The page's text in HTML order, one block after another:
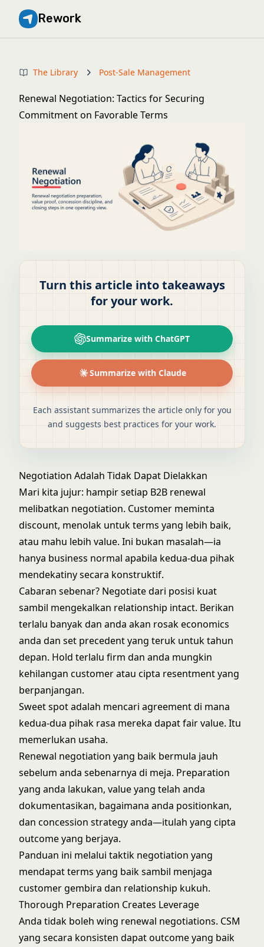
Rework
The Library Post-Sale Management
Renewal Negotiation: Tactics for Securing
Commitment on Favorable Terms
Turn this article into takeaways
for your work.
Summarize with ChatGPT
Summarize with Claude
Each assistant summarizes the article only for you
and suggests best practices for your work.
Negotiation Adalah Tidak Dapat Dielakkan
Mari kita jujur: hampir setiap B2B renewal
melibatkan negotiation. Customer meminta
discount, menolak untuk terms yang lebih baik,
atau mahu lebih value. Ini bukan masalah—ia
hanya business normal apabila kedua-dua pihak
mendekatiny secara konstruktif.
Cabaran sebenar? Negotiate dari posisi kuat
sambil mengekalkan relationship intact. Berikan
terlalu banyak dan anda akan rosak economics
anda dan set precedent yang teruk untuk tahun
depan. Hold terlalu firm dan anda mungkin
kehilangan customer atau cipta resentment yang
berpanjangan.
Sweet spot adalah mencari agreement di mana
kedua-dua pihak rasa mereka dapat fair value. Itu
memerlukan usaha.
Renewal negotiation yang baik bermula jauh
sebelum anda sebenarnya di meja. Preparation
yang anda lakukan, value yang telah anda
dokumentasikan, bagaimana anda positionkan,
dan concession strategy anda—itulah yang cipta
outcome yang berjaya.
Panduan ini melalui taktik negotiation yang
mendapat terms yang baik sambil menjaga
customer gembira dan relationship kukuh.
Thorough Preparation Creates Leverage
Anda tidak boleh wing renewal negotiations. CSM
yang secara konsisten dapat outcome yang baik